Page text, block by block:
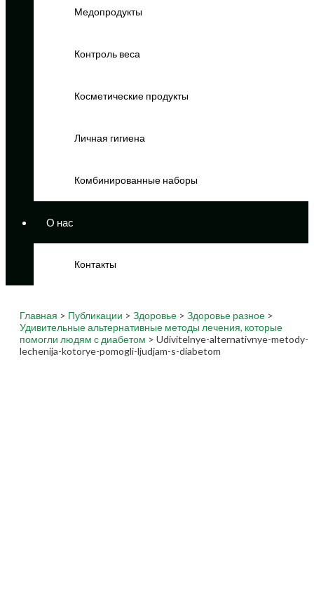
Медопродукты
Контроль веса
Косметические продукты
Личная гигиена
Комбинированные наборы
О нас
Контакты
Главная > Публикации > Здоровье > Здоровье разное >
Удивительные альтернативные методы лечения, которые
помогли людям с диабетом > Udivitelnye-alternativnye-metody-
lechenija-kotorye-pomogli-ljudjam-s-diabetom